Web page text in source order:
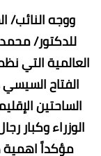
ووجه النائب/
للدكتور/
العالمية التي
الفتاح
الساحتين
الوزراء وكبار
مؤكداً